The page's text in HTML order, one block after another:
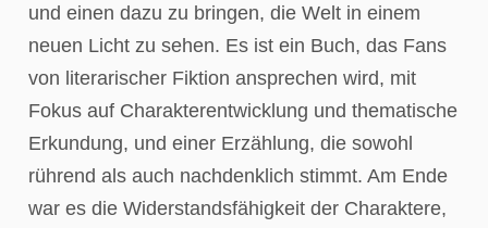
und einen dazu zu bringen, die Welt in einem
neuen Licht zu sehen. Es ist ein Buch, das Fans
von literarischer Fiktion ansprechen wird, mit
Fokus auf Charakterentwicklung und thematische
Erkundung, und einer Erzählung, die sowohl
rührend als auch nachdenklich stimmt. Am Ende
war es die Widerstandsfähigkeit der Charaktere,